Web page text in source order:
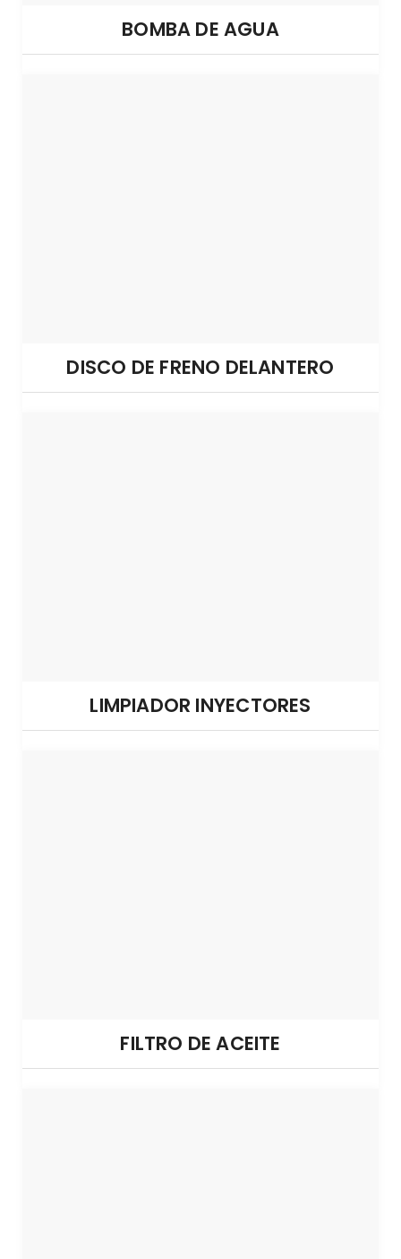
BOMBA DE AGUA
DISCO DE FRENO DELANTERO
LIMPIADOR INYECTORES
FILTRO DE ACEITE